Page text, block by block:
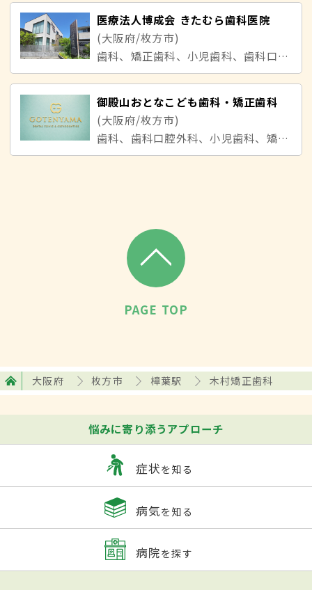
医療法人博成会 きたむら歯科医院
(大阪府/枚方市)
歯科、矯正歯科、小児歯科、歯科口腔外科
御殿山おとなこども歯科・矯正歯科
(大阪府/枚方市)
歯科、歯科口腔外科、小児歯科、矯正歯科
PAGE TOP
大阪府 枚方市 樟葉駅 木村矯正歯科
悩みに寄り添うアプローチ
症状を知る
病気を知る
病院を探す